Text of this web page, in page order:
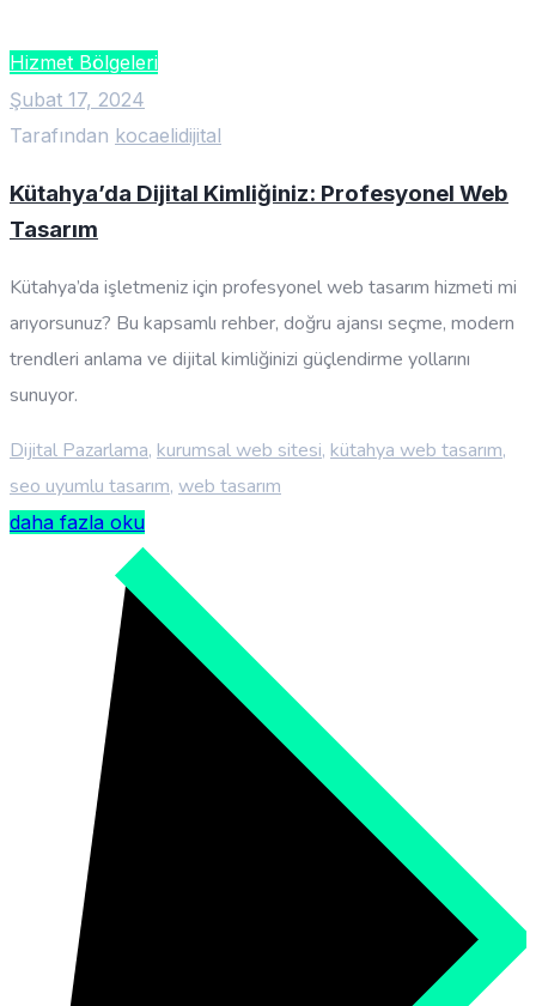
Hizmet Bölgeleri
Şubat 17, 2024
Tarafından kocaelidijital
Kütahya’da Dijital Kimliğiniz: Profesyonel Web
Tasarım
Kütahya’da işletmeniz için profesyonel web tasarım hizmeti mi
arıyorsunuz? Bu kapsamlı rehber, doğru ajansı seçme, modern
trendleri anlama ve dijital kimliğinizi güçlendirme yollarını
sunuyor.
Dijital Pazarlama, kurumsal web sitesi, kütahya web tasarım,
seo uyumlu tasarım, web tasarım
daha fazla oku